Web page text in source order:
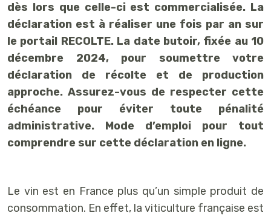
dès lors que celle-ci est commercialisée. La
déclaration est à réaliser une fois par an sur
le portail RECOLTE. La date butoir, fixée au 10
décembre 2024, pour soumettre votre
déclaration de récolte et de production
approche. Assurez-vous de respecter cette
échéance pour éviter toute pénalité
administrative. Mode d’emploi pour tout
comprendre sur cette déclaration en ligne.
Le vin est en France plus qu’un simple produit de
consommation. En effet, la viticulture française est